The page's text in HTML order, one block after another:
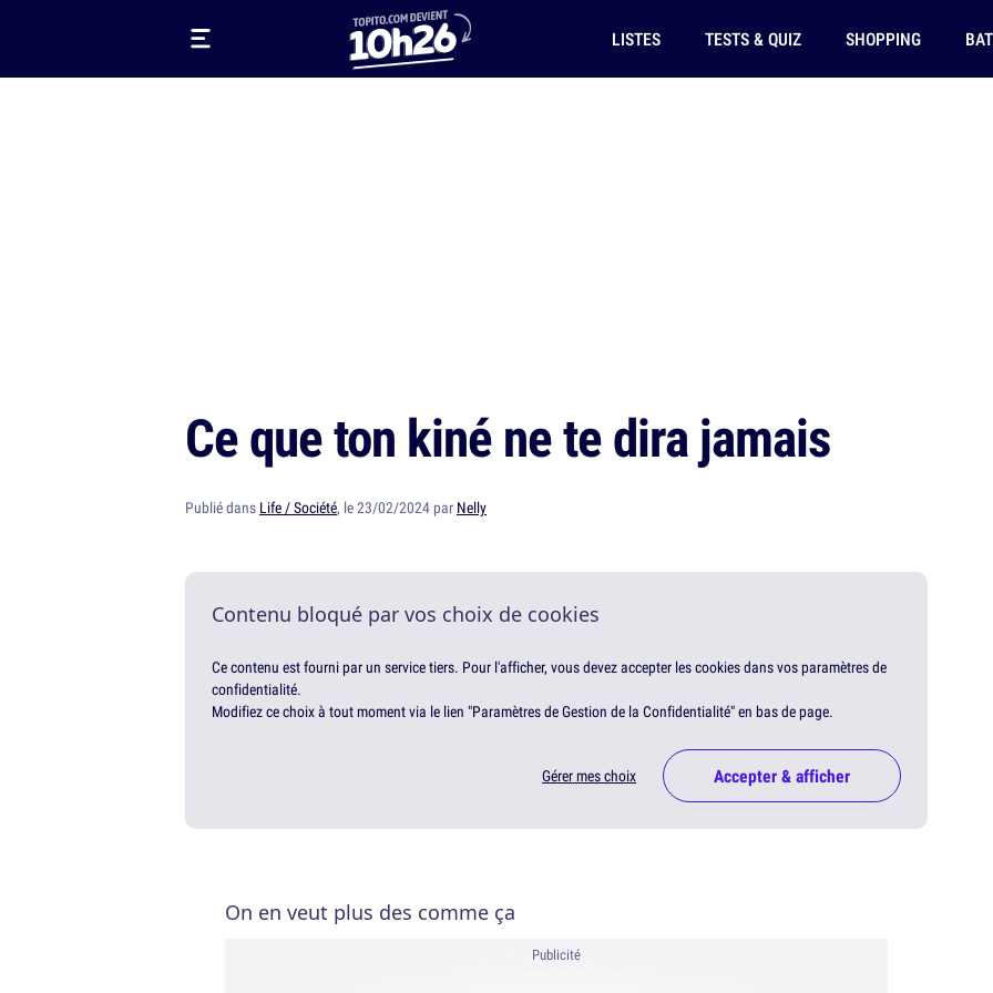
LISTES TESTS & QUIZ SHOPPING
Ce que ton kiné ne te dira jamais
Publié dans Life / Société, le 23/02/2024 par Nelly
Contenu bloqué par vos choix de cookies
Ce contenu est fourni par un service tiers. Pour l'afficher, vous devez accepter les cookies dans vos paramètres de
confidentialité.
Modifiez ce choix à tout moment via le lien "Paramètres de Gestion de la Confidentialité" en bas de page.
Gérer mes choix Accepter & afficher
On en veut plus des comme ça
Publicité